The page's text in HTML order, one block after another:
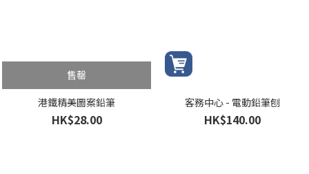
售罄
港鐵精美圖案鉛筆
HK$28.00
客務中心 - 電動鉛筆刨
HK$140.00